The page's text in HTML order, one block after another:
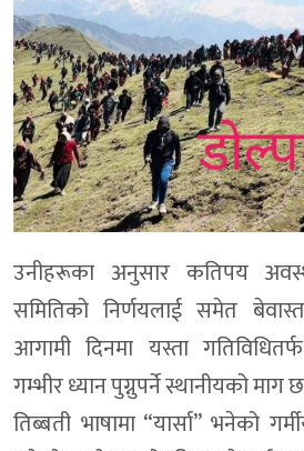
उनीहरूका अनुसार कतिपय
समितिको निर्णयलाई समेत
आगामी दिनमा यस्ता
गम्भीर ध्यान पुग्नुपर्ने स्थानीयको माग
तिब्बती भाषामा “यार्सा” भनेको